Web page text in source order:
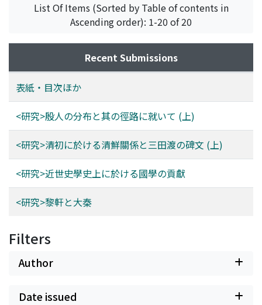
List Of Items (Sorted by Table of contents in
Ascending order): 1-20 of 20
Recent Submissions
表紙・目次ほか
<研究>殷人の分布と其の徑路に就いて (上)
<研究>清初に於ける清鮮關係と三田渡の碑文 (上)
<研究>近世史學史上に於ける國學の貢獻
<研究>黎軒と大秦
Filters
Author
Date issued